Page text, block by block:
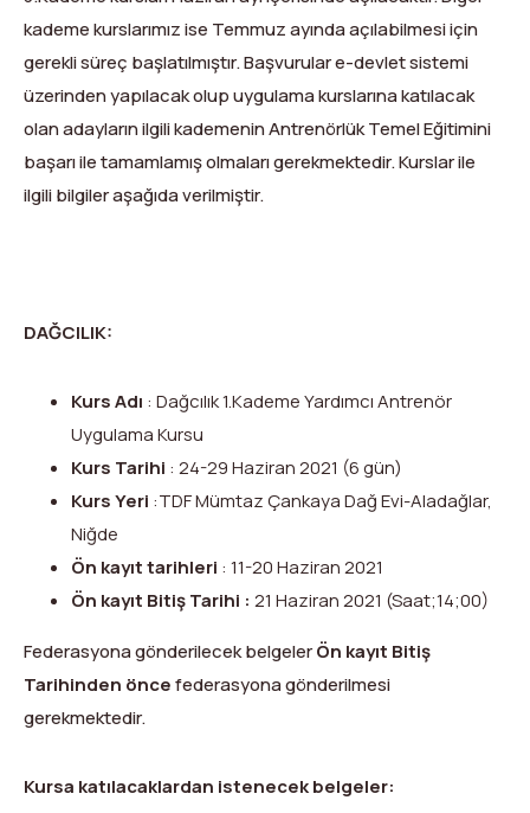
Yayınlar
Rotalar
Arşivler
kademe kurslarımız ise Temmuz ayında açılabilmesi için
gerekli süreç başlatılmıştır. Başvurular e-devlet sistemi
üzerinden yapılacak olup uygulama kurslarına katılacak
olan adayların ilgili kademenin Antrenörlük Temel Eğitimini
başarı ile tamamlamış olmaları gerekmektedir. Kurslar ile
ilgili bilgiler aşağıda verilmiştir.
DAĞCILIK:
Kurs Adı : Dağcılık 1.Kademe Yardımcı Antrenör
Uygulama Kursu
Kurs Tarihi : 24-29 Haziran 2021 (6 gün)
Kurs Yeri :TDF Mümtaz Çankaya Dağ Evi-Aladağlar,
Niğde
Ön kayıt tarihleri : 11-20 Haziran 2021
Ön kayıt Bitiş Tarihi : 21 Haziran 2021 (Saat;14;00)
Federasyona gönderilecek belgelerÖn kayıt Bitiş
Tarihinden öncefederasyona gönderilmesi
gerekmektedir.
Kursa katılacaklardan istenecek belgeler: